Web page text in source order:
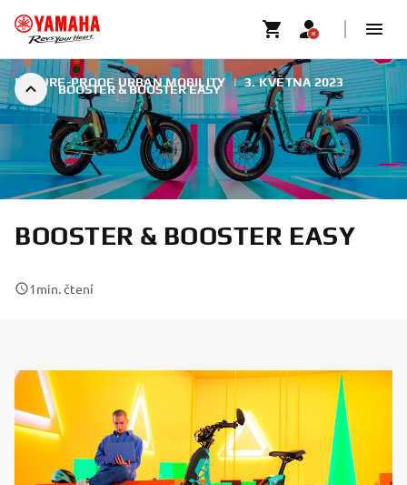
BOOSTER & BOOSTER EASY
FUTURE-PROOF URBAN MOBILITY | 3. KVĚTNA 2023
BOOSTER & BOOSTER EASY
1min. čtení